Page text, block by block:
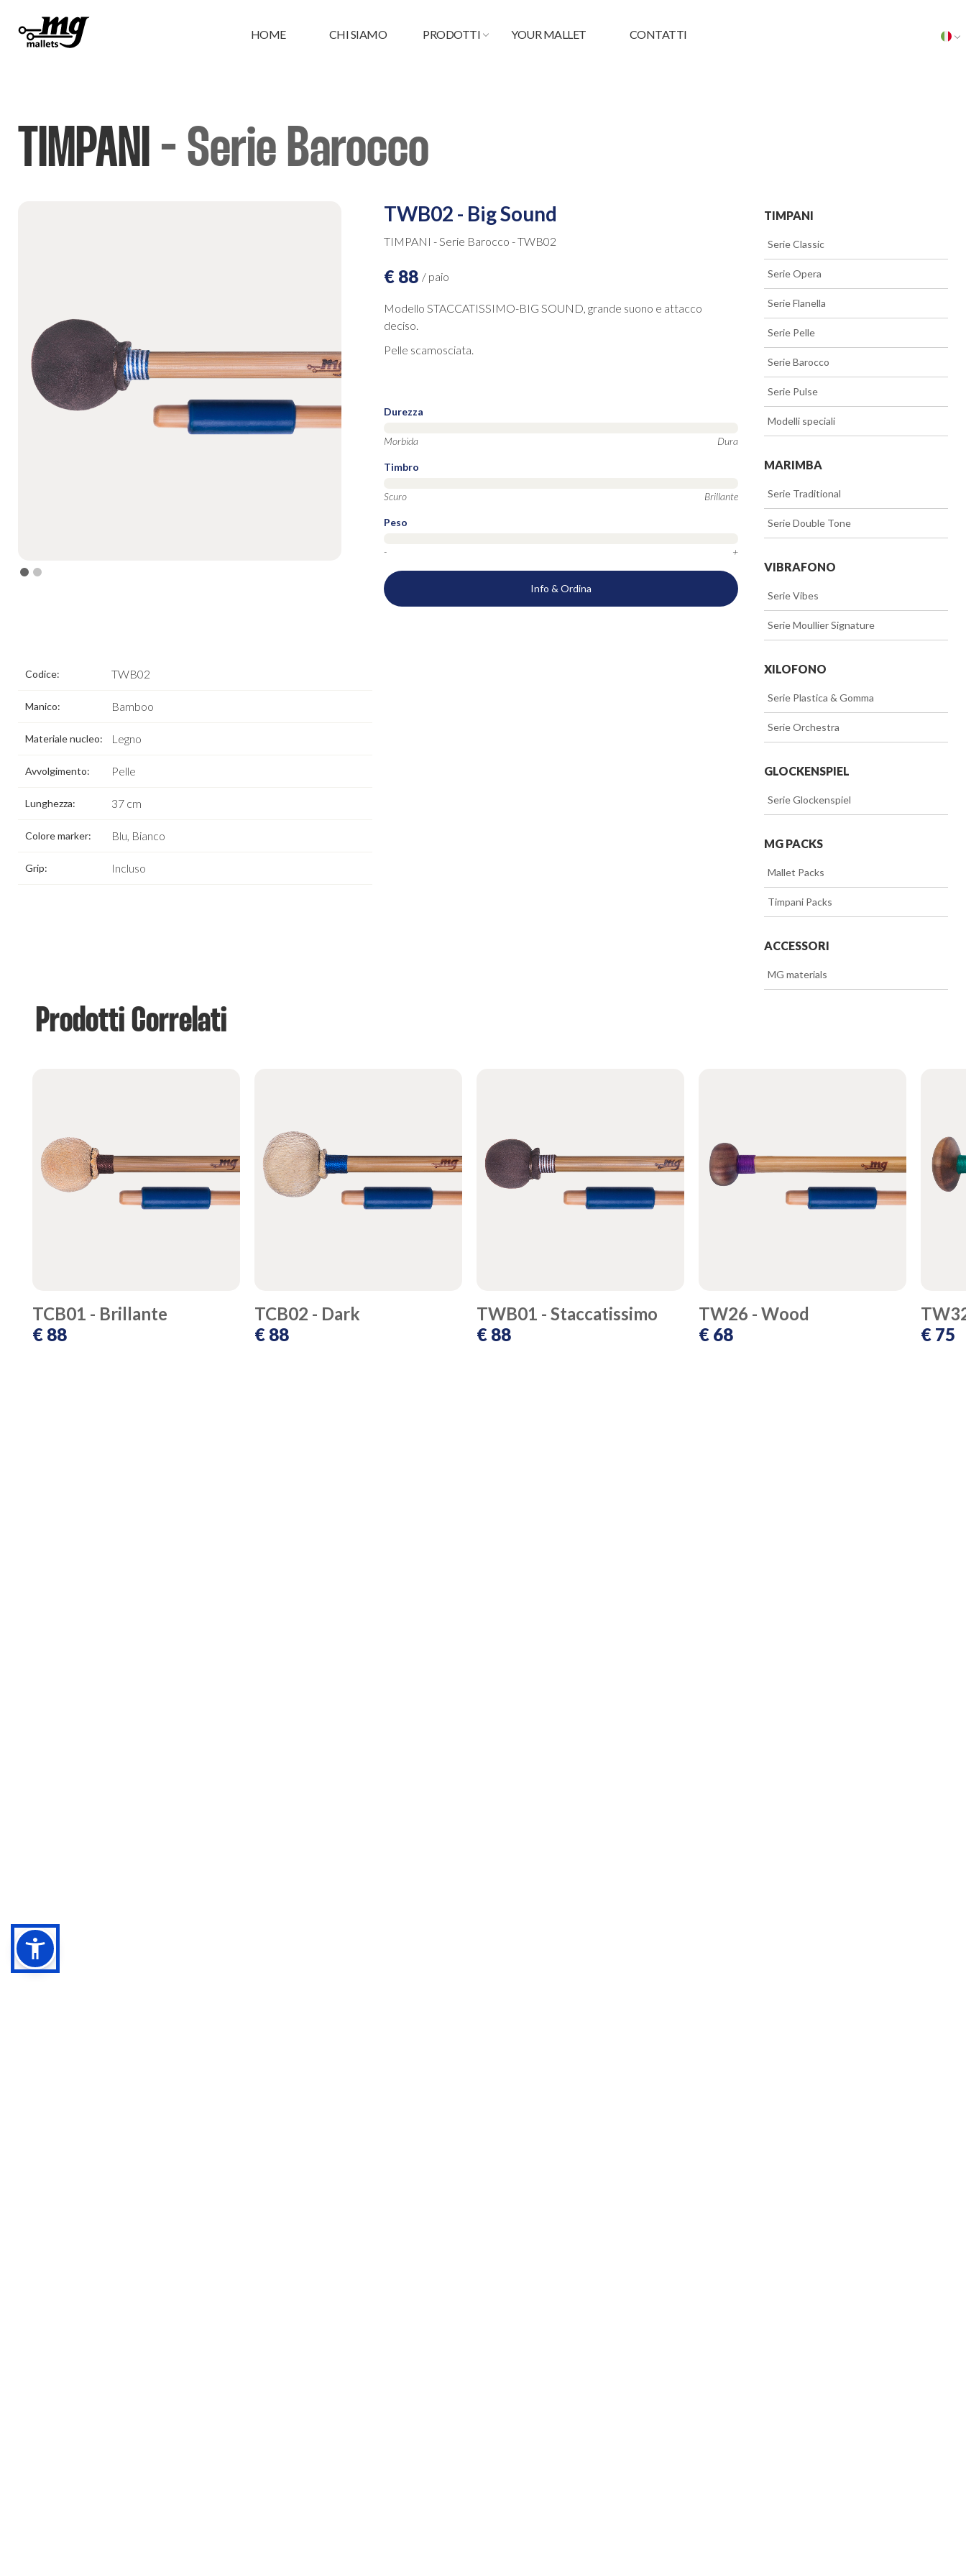
HOME CHI SIAMO PRODOTTI YOUR MALLET CONTATTI
TIMPANI - Serie Barocco
TWB02 - Big Sound
TIMPANI - Serie Barocco - TWB02
€ 88 / paio
Modello STACCATISSIMO-BIG SOUND, grande suono e attacco
deciso.
Pelle scamosciata.
Durezza
Morbida Dura
Timbro
Scuro Brillante
Peso
- +
Info & Ordina
Codice: TWB02
Manico: Bamboo
Materiale nucleo: Legno
Avvolgimento: Pelle
Lunghezza: 37 cm
Colore marker: Blu, Bianco
Grip: Incluso
TIMPANI
Serie Classic
Serie Opera
Serie Flanella
Serie Pelle
Serie Barocco
Serie Pulse
Modelli speciali
MARIMBA
Serie Traditional
Serie Double Tone
VIBRAFONO
Serie Vibes
Serie Moullier Signature
XILOFONO
Serie Plastica & Gomma
Serie Orchestra
GLOCKENSPIEL
Serie Glockenspiel
MG PACKS
Mallet Packs
Timpani Packs
ACCESSORI
MG materials
Prodotti Correlati
TCB01 - Brillante
€ 88
TCB02 - Dark
€ 88
TWB01 - Staccatissimo
€ 88
TW26 - Wood
€ 68
€ 75